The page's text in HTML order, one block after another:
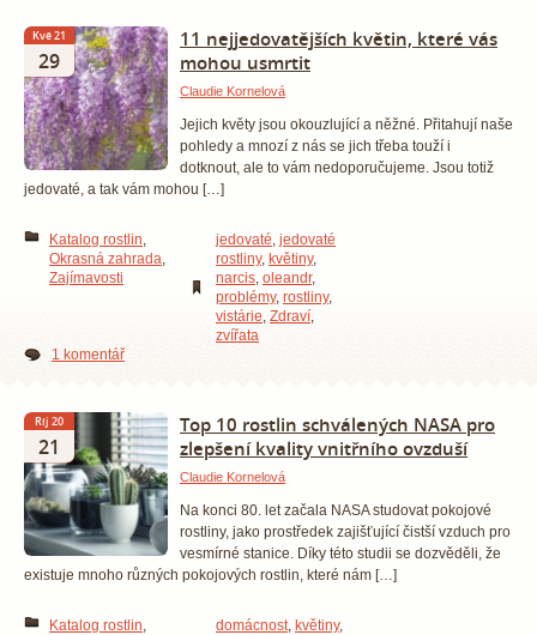
Kvě 21
29
11 nejjedovatějších květin, které vás
mohou usmrtit
Claudie Kornelová
Jejich květy jsou okouzlující a něžné. Přitahují naše
pohledy a mnozí z nás se jich třeba touží i
dotknout, ale to vám nedoporučujeme. Jsou totiž
jedovaté, a tak vám mohou […]
Katalog rostlin,
Okrasná zahrada,
Zajímavosti
jedovaté, jedovaté
rostliny, květiny,
narcis, oleandr,
problémy, rostliny,
vistárie, Zdraví,
zvířata
1 komentář
Říj 20
21
Top 10 rostlin schválených NASA pro
zlepšení kvality vnitřního ovzduší
Claudie Kornelová
Na konci 80. let začala NASA studovat pokojové
rostliny, jako prostředek zajišťující čistší vzduch pro
vesmírné stanice. Díky této studii se dozvěděli, že
existuje mnoho různých pokojových rostlin, které nám […]
Katalog rostlin,
domácnost, květiny,